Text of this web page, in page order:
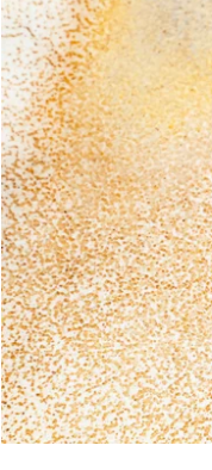
sport
berlin
nord
wahrheit
verlag
verlag
veranstaltungen
shop
fragen & hilfe